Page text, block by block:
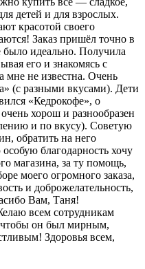
детей и для взрослых.
красотой своего
Заказ пришёл точно в
было идеально. Получила
его и знакомясь с
мне не известна. Очень
(с разными вкусами). Дети
«Кедрокофе», о
хорош и разнообразен
и по вкусу). Советую
обратить на него
благодарность хочу
магазина, за ту помощь,
моего огромного заказа,
и доброжелательность,
Вам, Таня!
всем сотрудникам
чтобы он был мирным,
Здоровья всем,